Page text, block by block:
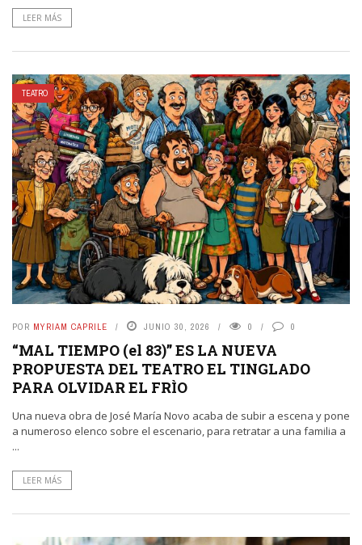
LEER MÁS
TEATRO
POR MYRIAM CAPRILE JUNIO 30, 2026 0 0
“MAL TIEMPO (el 83)” ES LA NUEVA
PROPUESTA DEL TEATRO EL TINGLADO
PARA OLVIDAR EL FRÌO
Una nueva obra de José María Novo acaba de subir a escena y pone
a numeroso elenco sobre el escenario, para retratar a una familia a
...
LEER MÁS